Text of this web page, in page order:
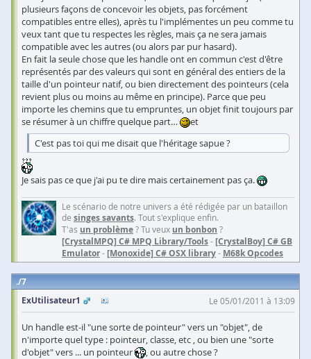
plusieurs façons de concevoir les objets, pas forcément
compatibles entre elles), après tu l'implémentes un peu comme tu
veux tant que tu respectes les règles, mais ça ne sera jamais
compatible avec les autres (ou alors par pur hasard).
En fait la seule chose que les handle ont en commun c'est d'être
représentés par des valeurs qui sont en général des entiers de la
taille d'un pointeur natif, ou bien directement des pointeurs (cela
revient plus ou moins au même en principe). Parce que peu
importe les chemins que tu empruntes, un objet finit toujours par
se résumer à un chiffre quelque part…
et
C'est pas toi qui me disait que l'héritage sapue ?
Je sais pas ce que j'ai pu te dire mais certainement pas ça.
Le scénario de notre univers a été rédigée par un bataillon
de singes savants. Tout s'explique enfin.
T'as un problème? Tu veux un bonbon ?
[CrystalMPQ] C# MPQ Library/Tools- [CrystalBoy] C# GB
Emulator- [Monoxide] C# OSX library- M68k Opcodes
7
ExUtilisateur1
Le 05/01/2011 à 13:09
Un handle est-il "une sorte de pointeur" vers un "objet", de
n'importe quel type : pointeur, classe, etc , ou bien une "sorte
d'objet" vers ... un pointeur
, ou autre chose ?